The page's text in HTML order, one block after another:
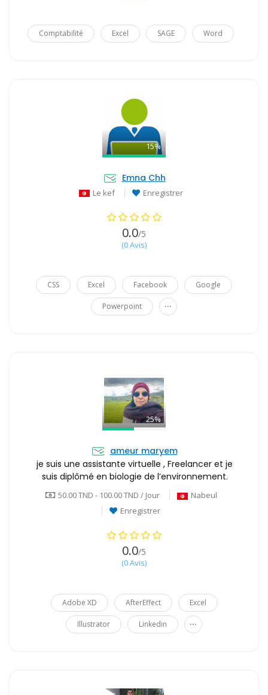
Comptabilité Excel SAGE Word
15%
Emna Chh
Le kef Enregistrer
0.0/5
(0 Avis)
CSS Excel Facebook Google
Powerpoint ...
25%
ameur maryem
je suis une assistante virtuelle , Freelancer et je
suis diplômé en biologie de l’environnement.
50.00 TND - 100.00 TND / Jour
Nabeul
Enregistrer
0.0/5
(0 Avis)
Adobe XD AfterEffect Excel
Illustrator Linkedin ...